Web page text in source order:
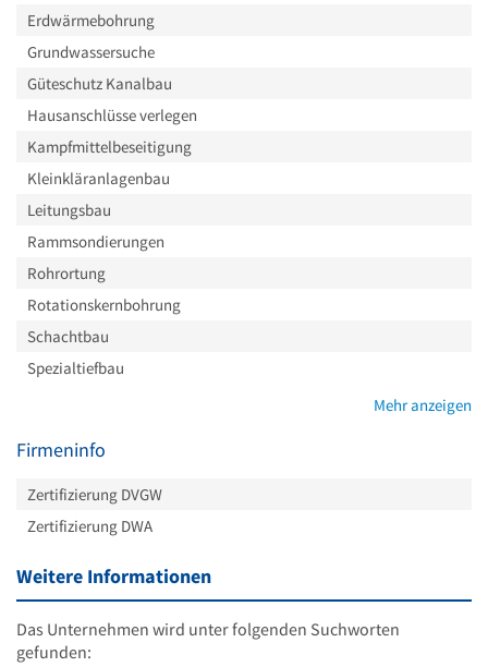
Erdwärmebohrung
Grundwassersuche
Güteschutz Kanalbau
Hausanschlüsse verlegen
Kampfmittelbeseitigung
Kleinkläranlagenbau
Leitungsbau
Rammsondierungen
Rohrortung
Rotationskernbohrung
Schachtbau
Spezialtiefbau
Mehr anzeigen
Firmeninfo
Zertifizierung DVGW
Zertifizierung DWA
Weitere Informationen
Das Unternehmen wird unter folgenden Suchworten
gefunden: